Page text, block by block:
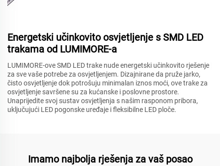
Energetski učinkovito osvjetljenje s SMD LED
trakama od LUMIMORE-a
LUMIMORE-ove SMD LED trake nude energetski učinkovito rješenje
za sve vaše potrebe za osvjetljenjem. Dizajnirane da pruže jarko,
čisto osvjetljenje dok potrošuju minimalan iznos moći, ove trake za
osvjetljenje savršene su za kućanske i poslovne prostore.
Unaprijedite svoj sustav osvjetljenja s našim rasponom pribora,
uključujući LED pogonske uređaje i fleksibilne LED ploče.
Imamo najbolja rješenja za vaš posao